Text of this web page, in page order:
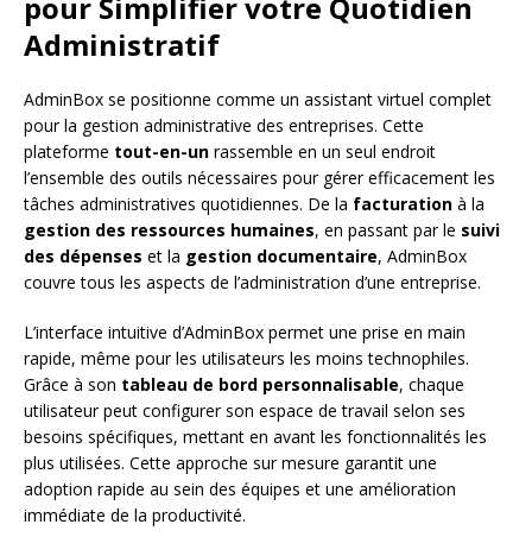
pour Simplifier votre Quotidien
Administratif
AdminBox se positionne comme un assistant virtuel complet
pour la gestion administrative des entreprises. Cette
plateforme tout-en-un rassemble en un seul endroit
l’ensemble des outils nécessaires pour gérer efficacement les
tâches administratives quotidiennes. De la facturation à la
gestion des ressources humaines, en passant par le suivi
des dépenses et la gestion documentaire, AdminBox
couvre tous les aspects de l’administration d’une entreprise.
L’interface intuitive d’AdminBox permet une prise en main
rapide, même pour les utilisateurs les moins technophiles.
Grâce à son tableau de bord personnalisable, chaque
utilisateur peut configurer son espace de travail selon ses
besoins spécifiques, mettant en avant les fonctionnalités les
plus utilisées. Cette approche sur mesure garantit une
adoption rapide au sein des équipes et une amélioration
immédiate de la productivité.